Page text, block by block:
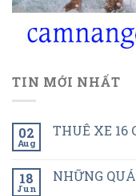
TIN MỚI NHẤT
02
Aug
THUÊ XE 16
18
Jun
NHỮNG